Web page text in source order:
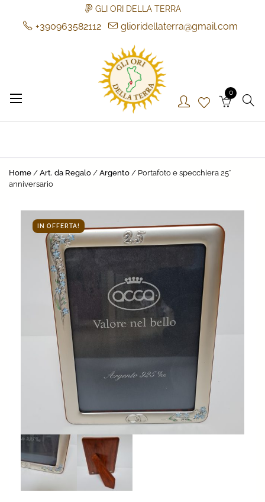
GLI ORI DELLA TERRA
+390963582112
glioridellaterra@gmail.com
Gli Ori della Terra
Gli Ori della Terra
0
Home / Art. da Regalo / Argento / Portafoto e specchiera 25°
anniversario
IN OFFERTA!